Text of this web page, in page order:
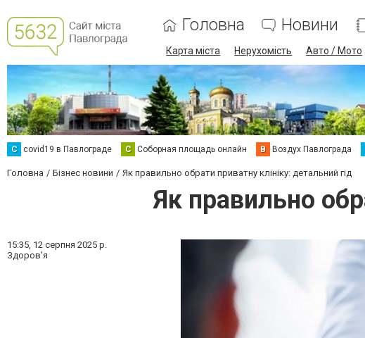
Головна Новини
Карта міста Нерухомість Авто / Мото
C covid19 в Павлограде С Соборная площадь онлайн В Воздух Павлограда
Головна Бізнес новини Як правильно обрати приватну клініку: детальний гід
Як правильно
15:35, 12 серпня 2025 р.
Здоров'я